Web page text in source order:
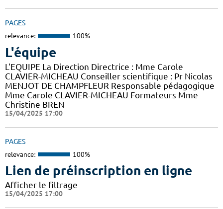
PAGES
relevance: 100%
L'équipe
L'EQUIPE La Direction Directrice : Mme Carole
CLAVIER-MICHEAU Conseiller scientifique : Pr Nicolas
MENJOT DE CHAMPFLEUR Responsable pédagogique
Mme Carole CLAVIER-MICHEAU Formateurs Mme
Christine BREN
15/04/2025 17:00
PAGES
relevance: 100%
Lien de préinscription en ligne
Afficher le filtrage
15/04/2025 17:00